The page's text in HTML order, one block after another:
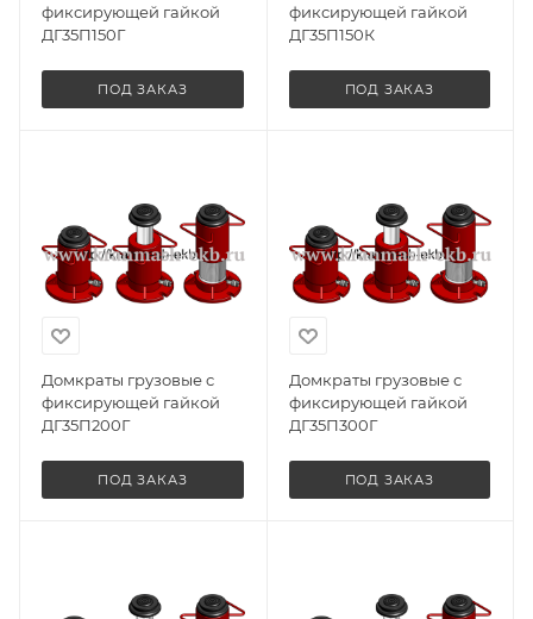
фиксирующей гайкой
ДГ35П150Г
ПОД ЗАКАЗ
фиксирующей гайкой
ДГ35П150К
ПОД ЗАКАЗ
Домкраты грузовые с
фиксирующей гайкой
ДГ35П200Г
ПОД ЗАКАЗ
Домкраты грузовые с
фиксирующей гайкой
ДГ35П300Г
ПОД ЗАКАЗ